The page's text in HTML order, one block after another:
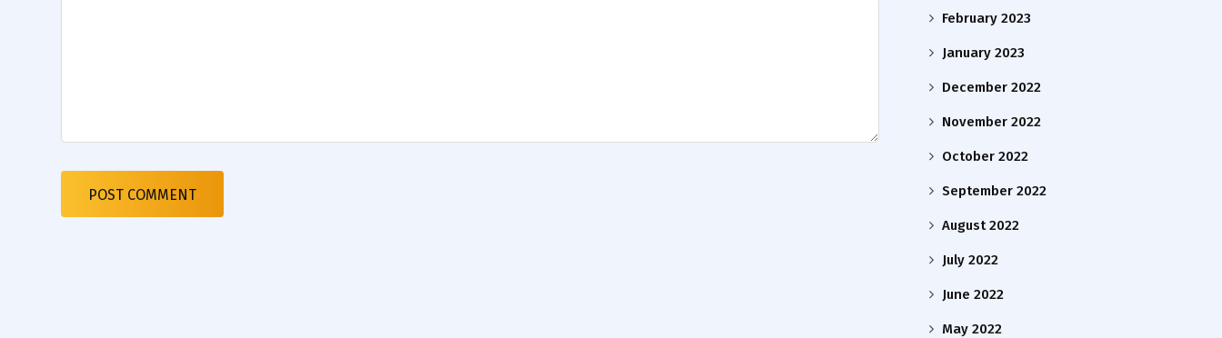
February 2023
January 2023
December 2022
November 2022
October 2022
September 2022
August 2022
July 2022
June 2022
May 2022